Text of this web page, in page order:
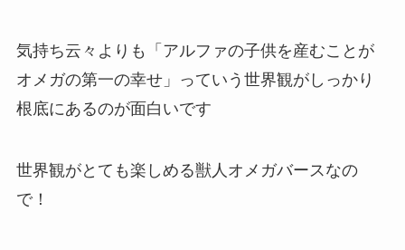
気持ち云々よりも「アルファの子供を産むことが
オメガの第一の幸せ」っていう世界観がしっかり
根底にあるのが面白いです
世界観がとても楽しめる獣人オメガバースなの
で！